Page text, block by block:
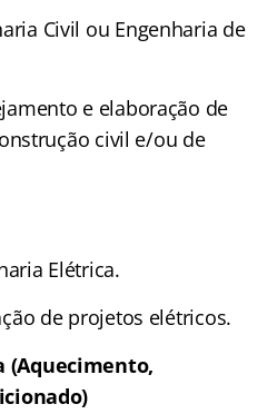
Civil ou Engenharia de
e elaboração de
civil e/ou de
Elétrica.
de projetos elétricos.
(Aquecimento,